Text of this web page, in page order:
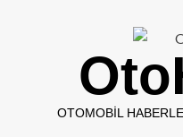
OTOMOBIL